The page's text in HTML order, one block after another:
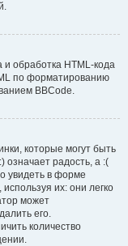
обработка HTML-кода
по форматированию
BBCode.
которые могут быть
означает радость, а :(
увидеть в форме
их: они легко
может
его.
количество